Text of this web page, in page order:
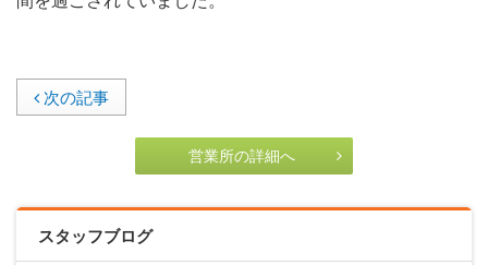
次の記事
営業所の詳細へ
スタッフブログ